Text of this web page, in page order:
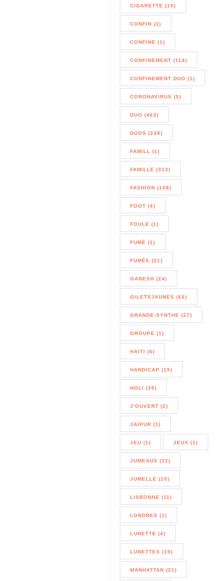
CIGARETTE (15)
CONFIN (1)
CONFINE (1)
CONFINEMENT (114)
CONFINEMENT DUO (1)
CORONAVIRUS (5)
DUO (463)
DUOS (248)
FAMILL (1)
FAMILLE (313)
FASHION (108)
FOOT (4)
FOULE (1)
FUMÉ (1)
FUMÉE (21)
GANESH (24)
GILETSJAUNES (66)
GRANDE-SYNTHE (27)
GROUPE (1)
HAITI (6)
HANDICAP (19)
HOLI (39)
J'OUVERT (2)
JAIPUR (1)
JEU (1) JEUX (1)
JUMEAUX (32)
JUMELLE (10)
LISBONNE (11)
LONDRES (1)
LUNETTE (4)
LUNETTES (15)
MANHATTAN (21)